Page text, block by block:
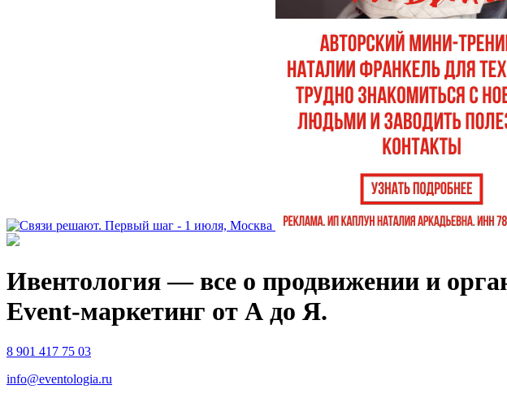
Ивентология — все о продвижении и
Event-маркетинг от А до Я.
8 901 417 75 03
info@eventologia.ru